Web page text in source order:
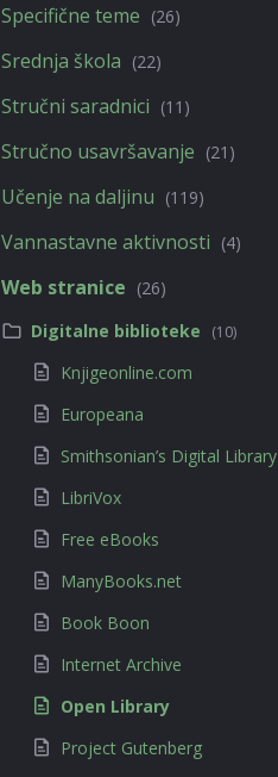
Specifične teme (26)
Srednja škola (22)
Stručni saradnici (11)
Stručno usavršavanje (21)
Učenje na daljinu (119)
Vannastavne aktivnosti (4)
Web stranice (26)
Digitalne biblioteke
(10)
Knjigeonline.com
Europeana
Smithsonian’s Digital Library
LibriVox
Free eBooks
ManyBooks.net
Book Boon
Internet Archive
Open Library
Project Gutenberg